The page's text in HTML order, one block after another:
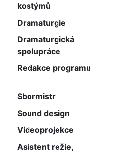
kostýmů
Dramaturgie
Dramaturgická
spolupráce
Redakce programu
Sbormistr
Sound design
Videoprojekce
Asistent režie,